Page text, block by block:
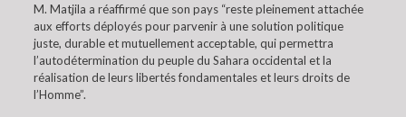
M. Matjila a réaffirmé que son pays “reste pleinement attachée
aux efforts déployés pour parvenir à une solution politique
juste, durable et mutuellement acceptable, qui permettra
l’autodétermination du peuple du Sahara occidental et la
réalisation de leurs libertés fondamentales et leurs droits de
l’Homme”.